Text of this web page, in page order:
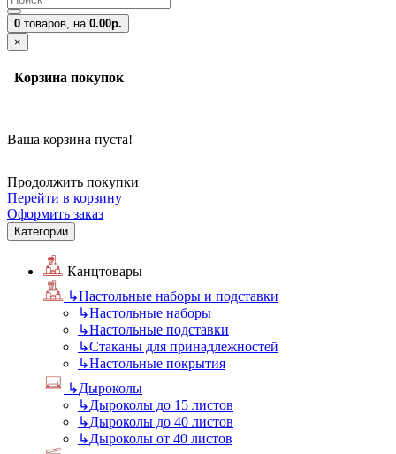
0 товаров, на 0.00р.
×
Корзина покупок
Ваша корзина пуста!
Продолжить покупки
Перейти в корзину
Оформить заказ
Категории
Канцтовары
↳Настольные наборы и подставки
↳Настольные наборы
↳Настольные подставки
↳Стаканы для принадлежностей
↳Настольные покрытия
↳Дыроколы
↳Дыроколы до 15 листов
↳Дыроколы до 40 листов
↳Дыроколы от 40 листов